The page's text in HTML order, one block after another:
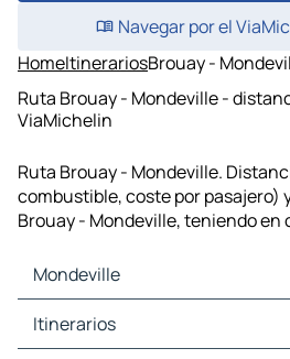
Navegar por el
HomeItinerariosBrouay -
Ruta Brouay - Mondeville -
ViaMichelin
Ruta Brouay - Mondeville.
combustible, coste por pasajero)
Brouay - Mondeville, teniendo
Mondeville
Mondeville Mapas Planos
Mondeville Trafico
Itinerarios